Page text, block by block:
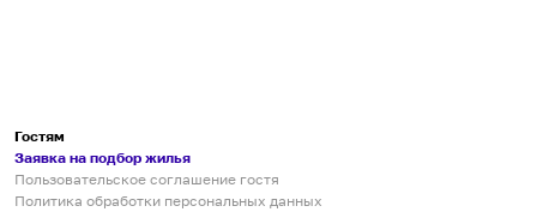
Гостям
Заявка на подбор жилья
Пользовательское соглашение гостя
Политика обработки персональных данных